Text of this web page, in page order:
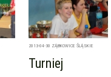
2013-04-30 ZĄBKOWICE ŚLĄSKIE
Turniej